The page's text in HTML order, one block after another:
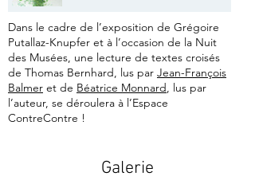
Dans le cadre de l’exposition de Grégoire
Putallaz-Knupfer et à l’occasion de la Nuit
des Musées, une lecture de textes croisés
de Thomas Bernhard, lus par Jean-François
Balmer et de Béatrice Monnard, lus par
l’auteur, se déroulera à l’Espace
ContreContre !
Galerie